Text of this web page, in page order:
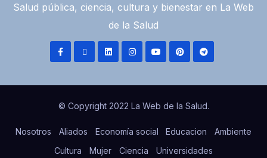
Salud pública, ciencia, cultura y bienestar en La Web
de la Salud
© Copyright 2022 La Web de la Salud.
Nosotros Aliados Economía social Educacion
Ambiente
Cultura
Mujer Ciencia Universidades